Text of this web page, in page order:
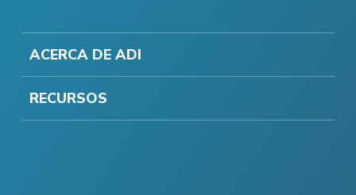
ACERCA DE ADI
RECURSOS